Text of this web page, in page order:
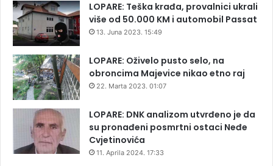
LOPARE: Teška krađa, provalnici ukrali
više od 50.000 KM i automobil Passat
13. Juna 2023. 15:49
LOPARE: Oživelo pusto selo, na
obroncima Majevice nikao etno raj
22. Marta 2023. 01:07
LOPARE: DNK analizom utvrđeno je da
su pronađeni posmrtni ostaci Neđe
Cvjetinovića
11. Aprila 2024. 17:33